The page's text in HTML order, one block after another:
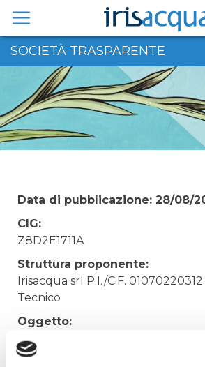
contenuto
SOCIETÀ TRASPARENTE
Data di pubblicazione: 28/08/
CIG:
Z8D2E1711A
Struttura proponente:
Irisacqua srl P.I./C.F.
Tecnico
Oggetto:
Elenco operatori invitati: